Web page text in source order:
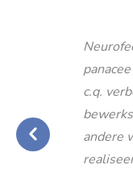
c.q.
andere